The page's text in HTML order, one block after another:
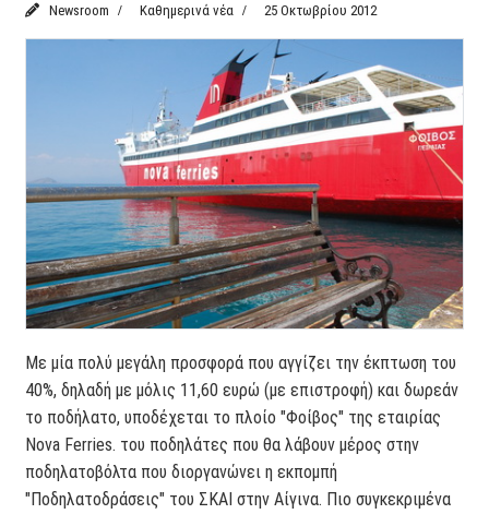
Newsroom Καθημερινά νέα 25 Οκτωβρίου 2012
Με μία πολύ μεγάλη προσφορά που αγγίζει την έκπτωση του
40%, δηλαδή με μόλις 11,60 ευρώ (με επιστροφή) και δωρεάν
το ποδήλατο, υποδέχεται το πλοίο "Φοίβος" της εταιρίας
Nova Ferries. του ποδηλάτες που θα λάβουν μέρος στην
ποδηλατοβόλτα που διοργανώνει η εκπομπή
"Ποδηλατοδράσεις" του ΣΚΑΙ στην Αίγινα. Πιο συγκεκριμένα